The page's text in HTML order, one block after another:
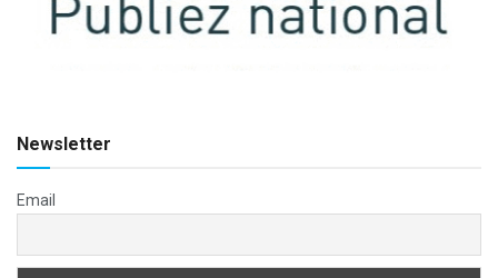
Newsletter
Email